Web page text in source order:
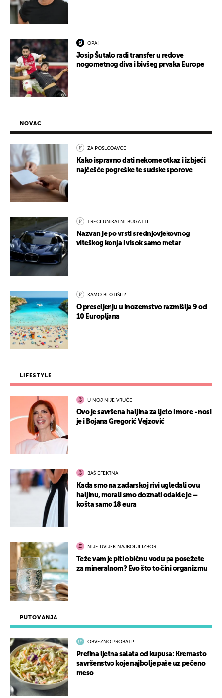
OPA!
Josip Šutalo radi transfer u redove
nogometnog diva i bivšeg prvaka Europe
PUTOVANJA
OBVEZNO PROBATI!
Prefina ljetna salata od kupusa: Kremasto
savršenstvo koje najbolje paše uz pečeno
meso
NOVAC
ZA POSLODAVCE
Kako ispravno dati nekome otkaz i izbjeći
najčešće pogreške te sudske sporove
TREĆI UNIKATNI BUGATTI
Nazvan je po vrsti srednjovjekovnog
viteškog konja i visok samo metar
KAMO BI OTIŠLI?
O preseljenju u inozemstvo razmišlja 9 od
10 Europljana
LIFESTYLE
U NOJ NIJE VRUĆE
Ovo je savršena haljina za ljeto i more - nosi
je i Bojana Gregorić Vejzović
BAŠ EFEKTNA
Kada smo na zadarskoj rivi ugledali ovu
haljinu, morali smo doznati odakle je –
košta samo 18 eura
NIJE UVIJEK NAJBOLJI IZBOR
Teže vam je piti običnu vodu pa posežete
za mineralnom? Evo što to čini organizmu